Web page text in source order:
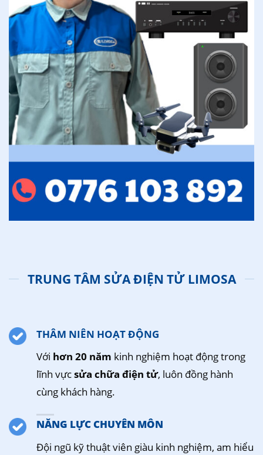
TRUNG TÂM SỬA ĐIỆN TỬ LIMOSA
THÂM NIÊN HOẠT ĐỘNG
Với hơn 20 năm kinh nghiệm hoạt động trong
lĩnh vựcsửa chữa điện tử, luôn đồng hành
cùng khách hàng.
NĂNG LỰC CHUYÊN MÔN
Đội ngũ kỹ thuật viên giàu kinh nghiệm, am hiểu